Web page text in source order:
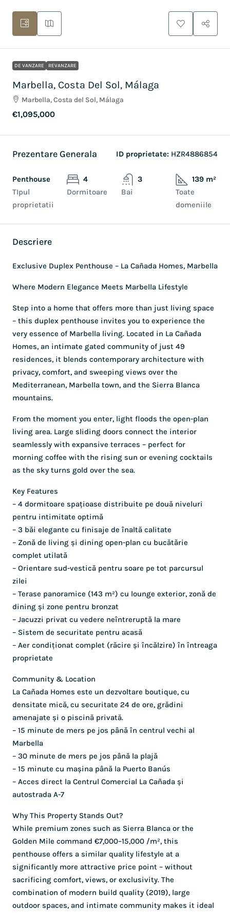
DE VANZARE REVANZARE
Marbella, Costa Del Sol, Málaga
Marbella, Costa del Sol, Málaga
€1,095,000
Prezentare Generala ID proprietate: HZR4886854
Penthouse
TIpul
proprietatii
4
Dormitoare
3
Bai
139 m²
Toate
domeniile
Descriere
Exclusive Duplex Penthouse – La Cañada Homes, Marbella
Where Modern Elegance Meets Marbella Lifestyle
Step into a home that offers more than just living space
– this duplex penthouse invites you to experience the
very essence of Marbella living. Located in La Cañada
Homes, an intimate gated community of just 49
residences, it blends contemporary architecture with
privacy, comfort, and sweeping views over the
Mediterranean, Marbella town, and the Sierra Blanca
mountains.
From the moment you enter, light floods the open-plan
living area. Large sliding doors connect the interior
seamlessly with expansive terraces – perfect for
morning coffee with the rising sun or evening cocktails
as the sky turns gold over the sea.
Key Features
– 4 dormitoare spațioase distribuite pe două niveluri
pentru intimitate optimă
– 3 băi elegante cu finisaje de înaltă calitate
– Zonă de living și dining open-plan cu bucătărie
complet utilată
– Orientare sud-vestică pentru soare pe tot parcursul
zilei
– Terase panoramice (143 m²) cu lounge exterior, zonă de
dining și zone pentru bronzat
– Jacuzzi privat cu vedere neîntreruptă la mare
– Sistem de securitate pentru acasă
– Aer condiționat complet (răcire și încălzire) în întreaga
proprietate
Community & Location
La Cañada Homes este un dezvoltare boutique, cu
densitate mică, cu securitate 24 de ore, grădini
amenajate și o piscină privată.
– 15 minute de mers pe jos până în centrul vechi al
Marbella
– 30 minute de mers pe jos până la plajă
– 15 minute cu mașina până la Puerto Banús
– Acces direct la Centrul Comercial La Cañada și
autostrada A-7
Why This Property Stands Out?
While premium zones such as Sierra Blanca or the
Golden Mile command €7,000–15,000 /m², this
penthouse offers a similar quality lifestyle at a
significantly more attractive price point – without
sacrificing comfort, views, or exclusivity. The
combination of modern build quality (2019), large
outdoor spaces, and intimate community makes it ideal